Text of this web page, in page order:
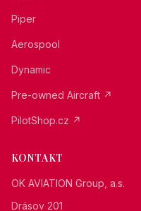
Piper
Aerospool
Dynamic
Pre-owned Aircraft ↗
PilotShop.cz ↗
KONTAKT
OK AVIATION Group, a.s.
Drásov 201